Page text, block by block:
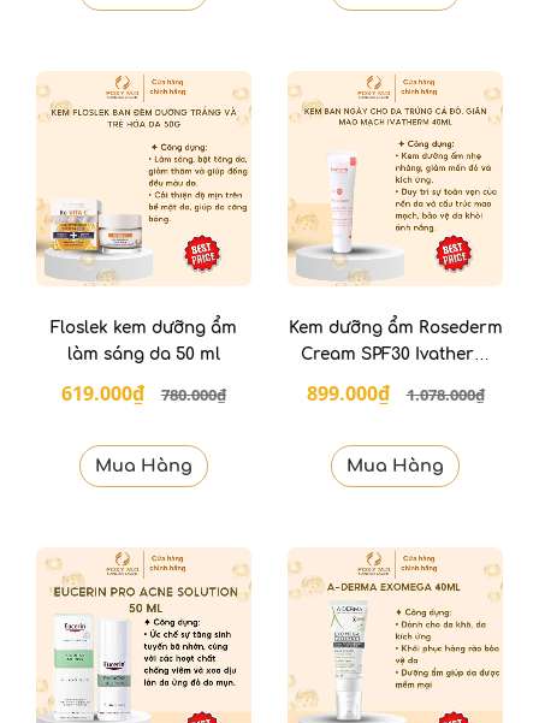
Floslek kem dưỡng ẩm
làm sáng da 50 ml
619.000₫ 780.000₫
Mua Hàng
Kem dưỡng ẩm Rosederm
Cream SPF30 Ivatherm
899.000₫ 1.078.000₫
Mua Hàng